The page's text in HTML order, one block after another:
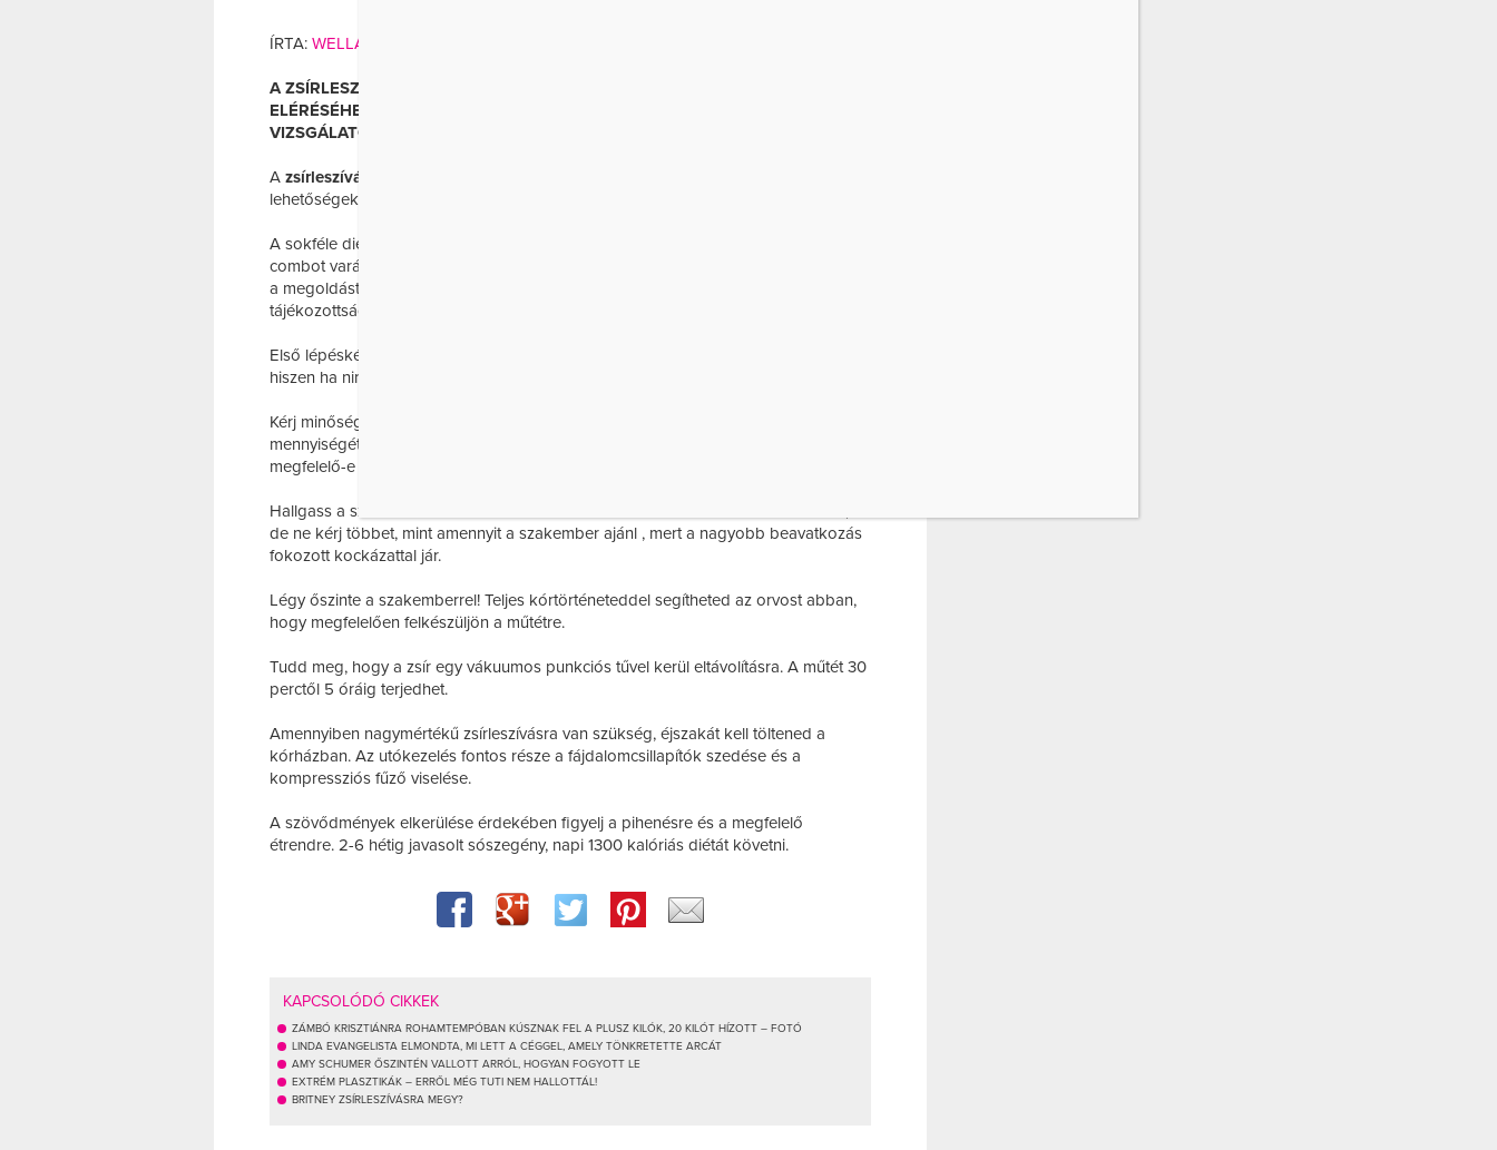
ÍRTA: WELLANDFIT
A ZSÍRLESZÍVÁS NEM MINDIG AZ EGYETLEN MEGOLDÁS A FORMÁS TEST
ELÉRÉSÉHEZ. ISMERD MEG A MŰTÉT ELŐTTI FELKÉSZÜLÉST, A SZÜKSÉGES
VIZSGÁLATOKAT ÉS A SZAKEMBER TANÁCSAIT.
A zsírleszívás
lehetőségeket.
A sokféle diéta és mozgásforma segítségével könnyen formás popsit és feszes
combot varázsolhatsz magadnak. Ne feledd, hogy a zsírleszívás nem mindig jelenti
a megoldást , és a beavatkozás sikeressége a szakembertől és a
tájékozottságodtól függ.
Első lépésként alaposan nézd meg az alakodat. Ne a modellekhez mérd magad,
hiszen ha nincs elegendő zsír, a műtét nem lesz hatékony.
Kérj minőség- és bőrredővizsgálatot! A szakember megvizsgálja a zsírszövet
mennyiségét és minőségét. Ez segít meghatározni, hogy a bőr rugalmassága
megfelelő-e a kezeléshez.
Hallgass a szakemberre! A zsírleszívás során 1000-4000 ml zsírt távolíthatnak el,
de ne kérj többet, mint amennyit a szakember ajánl , mert a nagyobb beavatkozás
fokozott kockázattal jár.
Légy őszinte a szakemberrel! Teljes kórtörténeteddel segítheted az orvost abban,
hogy megfelelően felkészüljön a műtétre.
Tudd meg, hogy a zsír egy vákuumos punkciós tűvel kerül eltávolításra. A műtét 30
perctől 5 óráig terjedhet.
Amennyiben nagymértékű zsírleszívásra van szükség, éjszakát kell töltened a
kórházban. Az utókezelés fontos része a fájdalomcsillapítók szedése és a
kompressziós fűző viselése.
A szövődmények elkerülése érdekében figyelj a pihenésre és a megfelelő
étrendre. 2-6 hétig javasolt sószegény, napi 1300 kalóriás diétát követni.
KAPCSOLÓDÓ CIKKEK
ZÁMBÓ KRISZTIÁNRA ROHAMTEMPÓBAN KÚSZNAK FEL A PLUSZ KILÓK, 20 KILÓT HÍZOTT – FOTÓ
LINDA EVANGELISTA ELMONDTA, MI LETT A CÉGGEL, AMELY TÖNKRETETTE ARCÁT
AMY SCHUMER ŐSZINTÉN VALLOTT ARRÓL, HOGYAN FOGYOTT LE
EXTRÉM PLASZTIKÁK – ERRŐL MÉG TUTI NEM HALLOTTÁL!
BRITNEY ZSÍRLESZÍVÁSRA MEGY?